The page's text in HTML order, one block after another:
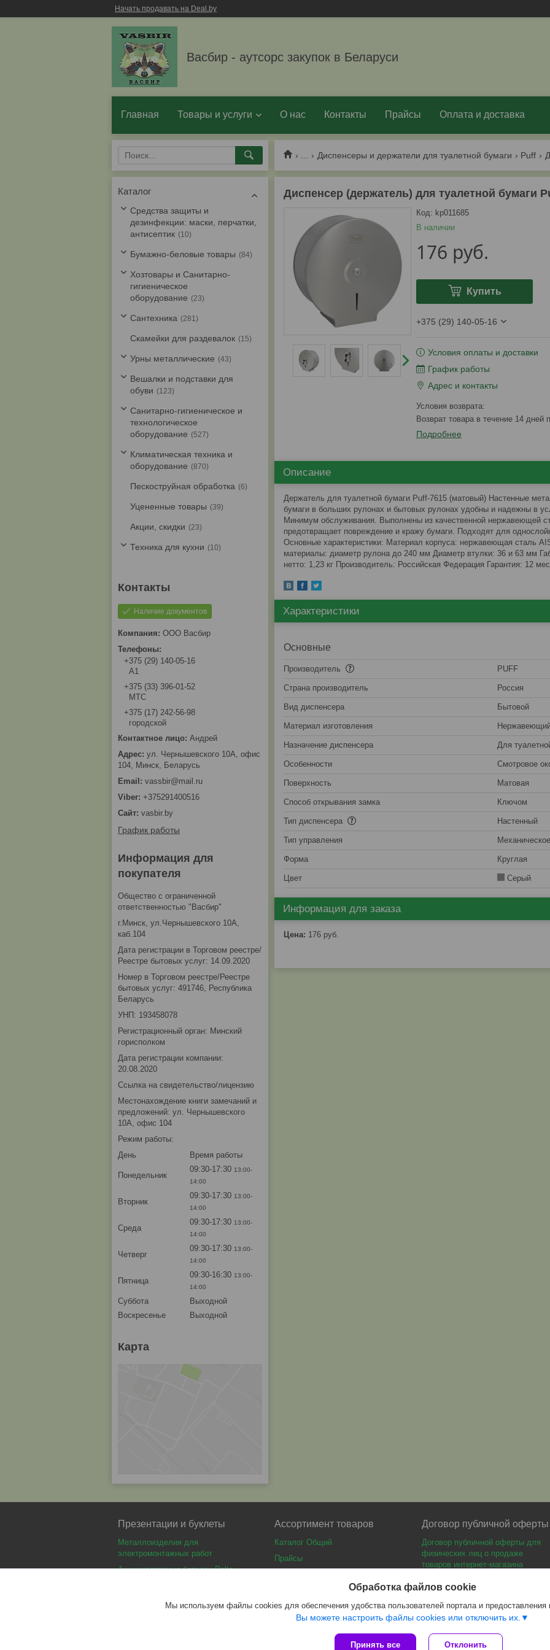
Начать продавать на Deal.by
Васбир - аутсорс закупок в Беларуси
Главная Товары и услуги О нас Контакты Прайсы Оплата и доставка
Диспенсеры и держатели для туалетной бумаги Puff
Диспенсер (держатель) для туалетной бумаги
В наличии
Код: kp011685
176 руб.
Купить
+375 (29) 140-05-16
Условия оплаты и доставки
График работы
Адрес и контакты
возврат товара в течение 14 дней
Подробнее
Описание
Держатель для туалетной бумаги Puff-7615 (матовый) Настенные
бумаги в больших рулонах и бытовых рулонах удобны и надежны в
Минимум обслуживания. Выполнены из качественной нержавеющей
предотвращает повреждение и кражу бумаги. Подходят для
Основные характеристики: Материал корпуса: нержавеющая сталь
материалы: диаметр рулона до 240 мм Диаметр втулки: 36 и 63 мм
нетто: 1,23 кг Производитель: Российская Федерация Гарантия: 12
Характеристики
Основные
Производитель PUFF
Страна производитель Россия
Вид диспенсера Бытовой
Материал изготовления
Назначение диспенсера Для
Особенности Смотровое
Поверхность Матовая
Способ открывания замка Ключом
Тип диспенсера Настенный
Тип управления Механическое
Форма Круглая
Цвет Серый
Информация для заказа
Цена: 176 руб.
Каталог
Средства защиты и
дезинфекции: маски, перчатки,
антисептик
10
Бумажно-беловые товары 84
Хозтовары и Санитарно-
гигиеническое
оборудование
23
Cантехника 281
Скамейки для раздевалок 15
Урны металлические 43
Вешалки и подставки для
обуви
123
Санитарно-гигиеническое и
технологическое
оборудование
527
Климатическая техника и
оборудование
870
Пескоструйная обработка 6
Уцененные товары 39
Акции, скидки 23
Техника для кухни 10
Наличие документов
ООО Васбир
+375 (29) 140-05-16
A1
+375 (33) 396-01-52
МТС
+375 (17) 242-56-98
городской
Андрей
ул. Чернышевского 10А, офис
104, Минск, Беларусь
vassbir@mail.ru
+375291400516
vasbir.by
График работы
Информация для
покупателя
Общество с ограниченной
ответственностью "Васбир"
г.Минск, ул.Чернышевского 10А,
каб.104
Дата регистрации в Торговом реестре/
Реестре бытовых услуг: 14.09.2020
Номер в Торговом реестре/Реестре
бытовых услуг: 491746, Республика
Беларусь
УНП: 193458078
Регистрационный орган: Минский
горисполком
Дата регистрации компании:
20.08.2020
Ссылка на свидетельство/лицензию
Местонахождение книги замечаний и
предложений: ул. Чернышевского
10А, офис 104
Режим работы:
День
Время работы
Понедельник
09:30-17:30 13:00-
14:00
Вторник
09:30-17:30 13:00-
14:00
Среда
09:30-17:30 13:00-
14:00
Четверг
09:30-17:30 13:00-
14:00
Пятница
09:30-16:30 13:00-
14:00
Суббота
Выходной
Воскресенье
Выходной
Карта
Презентации и буклеты
Металлоизделия для
электромонтажных работ
Аккумуляторные батареи Delta
Аккумуляторные батареи Security
Ассортимент товаров
Каталог Общий
Прайсы
Договор публичной оферты
Договор публичной оферты для
физических лиц о продаже
товаров интернет-магазина
Сайт создан на платформе Deal.by
Обработка файлов cookie
Мы используем файлы cookies для обеспечения удобства пользователей портала и
Вы можете настроить файлы cookies или отключить их.
Принять все Отклонить